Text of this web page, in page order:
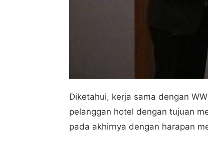
Diketahui, kerja sama dengan
pelanggan hotel dengan tujuan
pada akhirnya dengan harapan